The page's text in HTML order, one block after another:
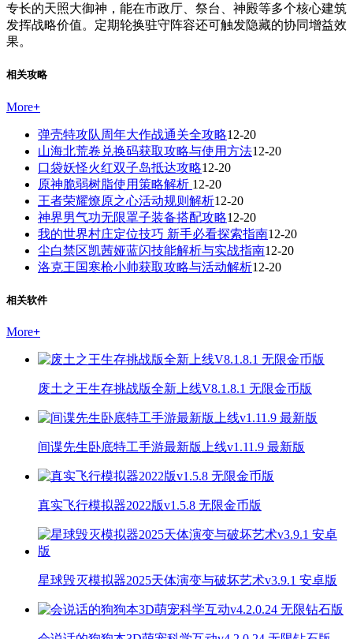
专长的天照大御神，能在市政厅、祭台、神殿等多个核心建筑
发挥战略价值。定期轮换驻守阵容还可触发隐藏的协同增益效
果。
相关攻略
More+
弹壳特攻队周年大作战通关全攻略12-20
山海北荒卷兑换码获取攻略与使用方法12-20
口袋妖怪火红双子岛抵达攻略12-20
原神脆弱树脂使用策略解析 12-20
王者荣耀燎原之心活动规则解析12-20
神界男气功无限罩子装备搭配攻略12-20
我的世界村庄定位技巧 新手必看探索指南12-20
尘白禁区凯茜娅蓝闪技能解析与实战指南12-20
洛克王国寒枪小帅获取攻略与活动解析12-20
相关软件
More+
废土之王生存挑战版全新上线V8.1.8.1 无限金币版
间谍先生卧底特工手游最新版上线v1.11.9 最新版
真实飞行模拟器2022版v1.5.8 无限金币版
星球毁灭模拟器2025天体演变与破坏艺术v3.9.1 安卓版